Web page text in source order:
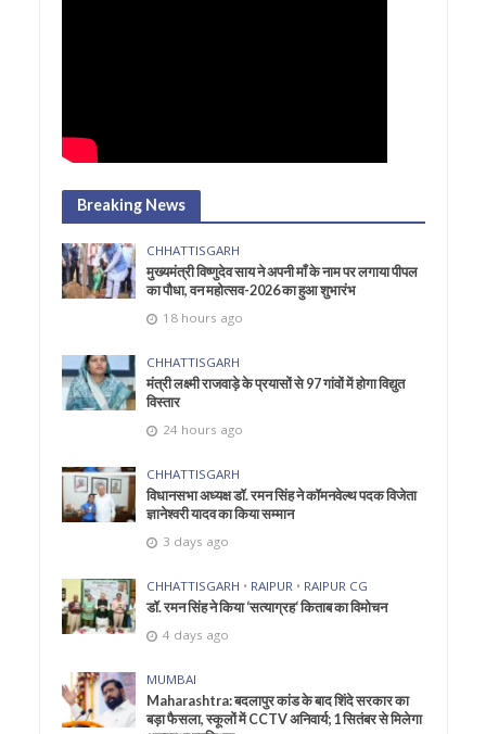
Breaking News
CHHATTISGARH
मुख्यमंत्री विष्णुदेव साय ने अपनी माँ के नाम पर लगाया पीपल
का पौधा, वन महोत्सव-2026 का हुआ शुभारंभ
18 hours ago
CHHATTISGARH
मंत्री लक्ष्मी राजवाड़े के प्रयासों से 97 गांवों में होगा विद्युत
विस्तार
24 hours ago
CHHATTISGARH
विधानसभा अध्यक्ष डॉ. रमन सिंह ने कॉमनवेल्थ पदक विजेता
ज्ञानेश्वरी यादव का किया सम्मान
3 days ago
CHHATTISGARH • RAIPUR • RAIPUR CG
डॉ. रमन सिंह ने किया ‘सत्याग्रह‘ किताब का विमोचन
4 days ago
MUMBAI
Maharashtra: बदलापुर कांड के बाद शिंदे सरकार का
बड़ा फैसला, स्कूलों में CCTV अनिवार्य; 1 सितंबर से मिलेगा